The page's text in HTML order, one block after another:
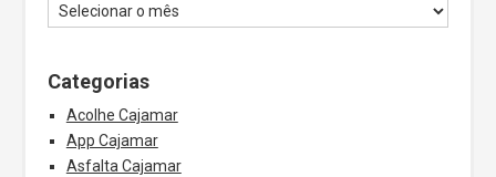
Categorias
Acolhe Cajamar
App Cajamar
Asfalta Cajamar